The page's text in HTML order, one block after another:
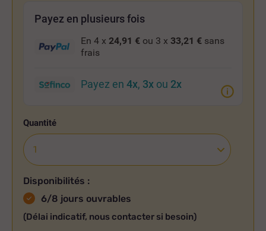
Payez en plusieurs fois
En 4 x 24,91 € ou 3 x 33,21 € sans
frais
Payez en 4x, 3x ou 2x
Quantité
Disponibilités :
6/8 jours ouvrables
(Délai indicatif, nous contacter si besoin)